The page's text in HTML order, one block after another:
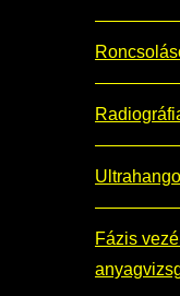
Fázis